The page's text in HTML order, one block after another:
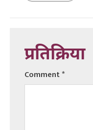
प्रतिक्रिया
Comment*